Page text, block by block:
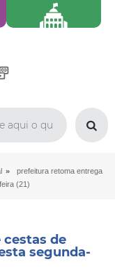
»
prefeitura retoma entrega
(21)
de
segunda-